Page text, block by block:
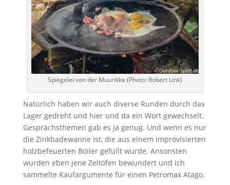
Spiegelei von der Muurikka (Photo: Robert Link)
Natürlich haben wir auch diverse Runden durch das
Lager gedreht und hier und da ein Wort gewechselt.
Gesprächsthemen gab es ja genug. Und wenn es nur
die Zinkbadewanne ist, die aus einem improvisierten
holzbefeuerten Boiler gefüllt wurde. Ansonsten
wurden eben jene Zeltöfen bewundert und ich
sammelte Kaufargumente für einen Petromax Atago.